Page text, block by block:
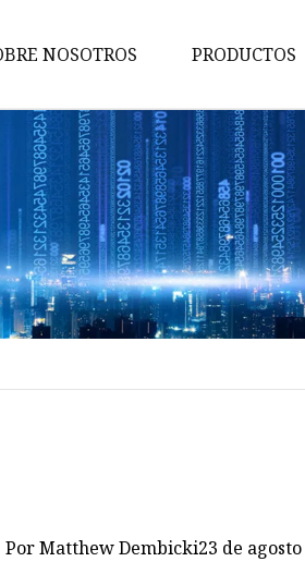
NOSOTROS PRODUCTOS
Máquina
paneles
Equipo
Línea ACM
Línea de
Línea de
Por Matthew Dembicki23 de